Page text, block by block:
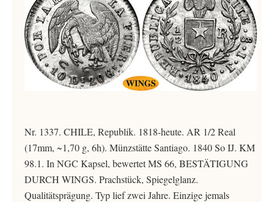
Nr. 1337. CHILE, Republik. 1818-heute. AR 1/2 Real
(17mm, ~1,70 g, 6h). Münzstätte Santiago. 1840 So IJ. KM
98.1. In NGC Kapsel, bewertet MS 66, BESTÄTIGUNG
DURCH WINGS. Prachstück, Spiegelglanz.
Qualitätsprägung. Typ lief zwei Jahre. Einzige jemals